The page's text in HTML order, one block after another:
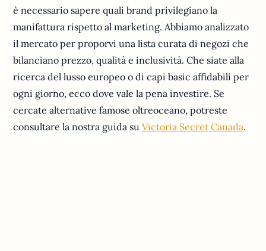
è necessario sapere quali brand privilegiano la
manifattura rispetto al marketing. Abbiamo analizzato
il mercato per proporvi una lista curata di negozi che
bilanciano prezzo, qualità e inclusività. Che siate alla
ricerca del lusso europeo o di capi basic affidabili per
ogni giorno, ecco dove vale la pena investire. Se
cercate alternative famose oltreoceano, potreste
consultare la nostra guida suVictoria Secret Canada.